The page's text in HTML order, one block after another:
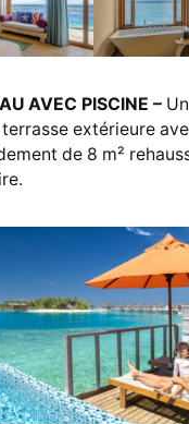
AVEC PISCINE –
extérieure
de 8 m²